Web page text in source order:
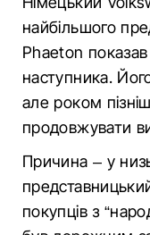
найбільшого
Phaeton
наступника.
але роком
продовжувати
Причина – у
покупців з